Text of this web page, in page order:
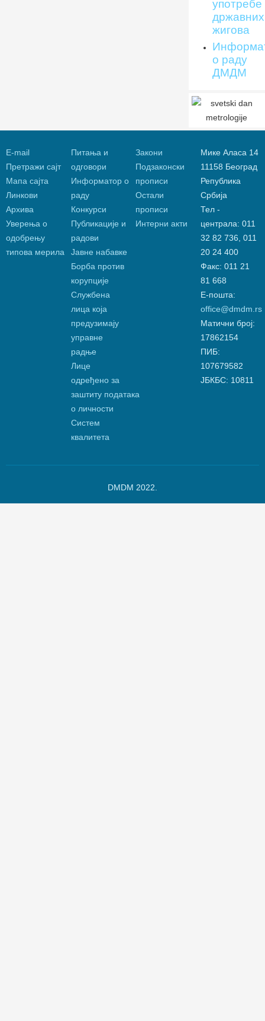
употребе
државних
жигова
о раду
ДМДМ
Е-mail
Претражи сајт
Мапа сајта
Линкови
Архива
Уверења о
одобрењу
типова мерила
Питања и
одговори
Информатор о
раду
Конкурси
Публикације и
радови
Јавне набавке
Борба против
корупције
Службена
лица која
предузимају
управне
радње
Лице
одређено за
заштиту података
о личности
Систем
квалитета
Закони
Подзаконски
прописи
Остали
прописи
Интерни акти
Мике Аласа 14
11158 Београд
Република
Србија
Тел -
централа: 011
32 82 736, 011
20 24 400
Факс: 011 21
81 668
Е-пошта:
office@dmdm.rs
Матични број:
17862154
ПИБ:
107679582
ЈБКБС: 10811
DMDM 2022.